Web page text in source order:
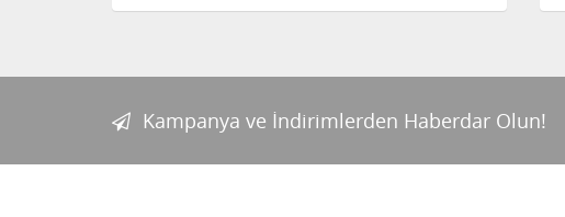
Kampanya ve İndirimlerden Haberdar Olun!